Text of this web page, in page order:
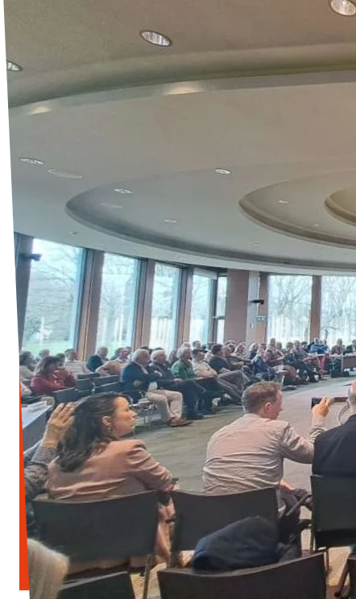
Vacatures
Doneer aan Volt Drenthe!
Documenten